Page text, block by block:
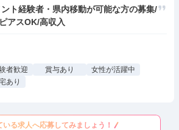
ト経験者・県内移動が可能な方の募集/
アスOK/高収入
者歓迎 賞与あり
女性が活躍中
あり
いる求人へ応募してみましょう！